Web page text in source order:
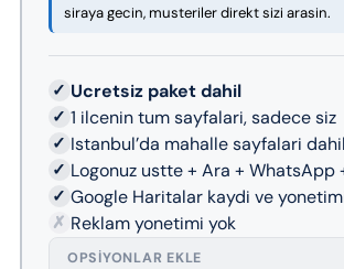
siraya gecin, musteriler direkt sizi arasin.
✓ Ucretsiz paket dahil
✓ 1 ilcenin tum sayfalari, sadece siz
✓ Istanbul’da mahalle sayfalari dahil
✓ Logonuz ustte + Ara + WhatsApp
✓ Google Haritalar kaydi ve
✗ Reklam yonetimi yok
OPSIYONLAR EKLE